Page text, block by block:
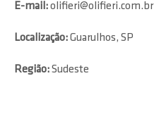
E-mail:olifieri@olifieri.com.br
Localização:Guarulhos, SP
Região:Sudeste